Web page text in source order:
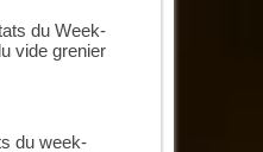
du Week-
vide grenier
du week-